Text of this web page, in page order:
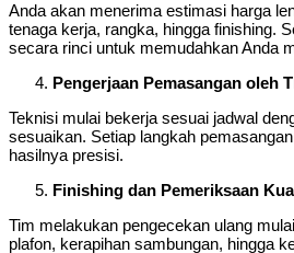
Anda akan menerima estimasi harga
tenaga kerja, rangka, hingga finishing.
secara rinci untuk memudahkan Anda
Pengerjaan Pemasangan oleh
Teknisi mulai bekerja sesuai jadwal
sesuaikan. Setiap langkah
hasilnya presisi.
Finishing dan Pemeriksaan
Tim melakukan pengecekan ulang
plafon, kerapihan sambungan, hingga